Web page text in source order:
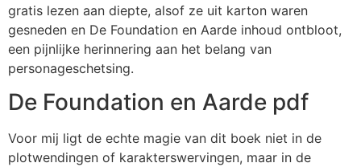
gratis lezen aan diepte, alsof ze uit karton waren
gesneden en De Foundation en Aarde inhoud ontbloot,
een pijnlijke herinnering aan het belang van
personageschetsing.
De Foundation en Aarde pdf
Voor mij ligt de echte magie van dit boek niet in de
plotwendingen of karakterswervingen, maar in de